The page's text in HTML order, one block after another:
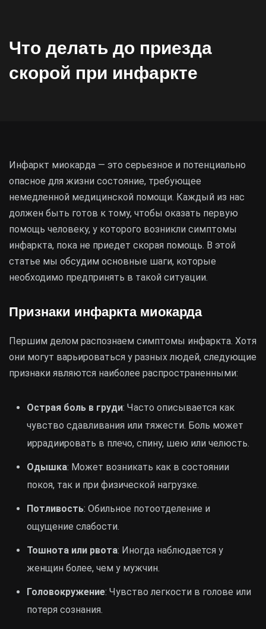
Что делать до приезда
скорой при инфаркте
Инфаркт миокарда — это серьезное и потенциально
опасное для жизни состояние, требующее
немедленной медицинской помощи. Каждый из нас
должен быть готов к тому, чтобы оказать первую
помощь человеку, у которого возникли симптомы
инфаркта, пока не приедет скорая помощь. В этой
статье мы обсудим основные шаги, которые
необходимо предпринять в такой ситуации.
Признаки инфаркта миокарда
Першим делом распознаем симптомы инфаркта. Хотя
они могут варьироваться у разных людей, следующие
признаки являются наиболее распространенными:
Острая боль в груди: Часто описывается как
чувство сдавливания или тяжести. Боль может
иррадиировать в плечо, спину, шею или челюсть.
Одышка: Может возникать как в состоянии
покоя, так и при физической нагрузке.
Потливость: Обильное потоотделение и
ощущение слабости.
Тошнота или рвота: Иногда наблюдается у
женщин более, чем у мужчин.
Головокружение: Чувство легкости в голове или
потеря сознания.